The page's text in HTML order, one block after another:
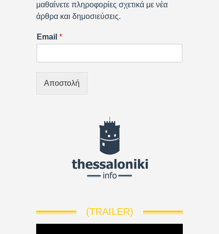
μαθαίνετε πληροφορίες σχετικά με νέα
άρθρα και δημοσιεύσεις.
Email *
Αποστολή
(TRAILER)